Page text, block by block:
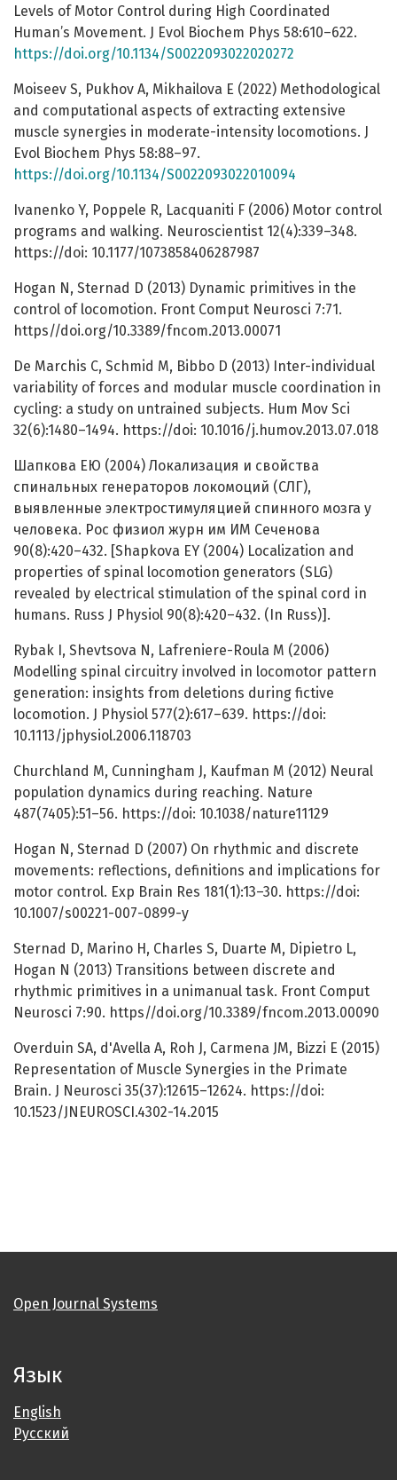
Levels of Motor Control during High Coordinated
Human’s Movement. J Evol Biochem Phys 58:610–622.
https://doi.org/10.1134/S0022093022020272
Moiseev S, Pukhov A, Mikhailova E (2022) Methodological
and computational aspects of extracting extensive
muscle synergies in moderate-intensity locomotions. J
Evol Biochem Phys 58:88–97.
https://doi.org/10.1134/S0022093022010094
Ivanenko Y, Poppele R, Lacquaniti F (2006) Motor control
programs and walking. Neuroscientist 12(4):339–348.
https://doi: 10.1177/1073858406287987
Hogan N, Sternad D (2013) Dynamic primitives in the
control of locomotion. Front Comput Neurosci 7:71.
https//doi.org/10.3389/fncom.2013.00071
De Marchis C, Schmid M, Bibbo D (2013) Inter-individual
variability of forces and modular muscle coordination in
cycling: a study on untrained subjects. Hum Mov Sci
32(6):1480–1494. https://doi: 10.1016/j.humov.2013.07.018
Шапкова ЕЮ (2004) Локализация и свойства
спинальных генераторов локомоций (СЛГ),
выявленные электростимуляцией спинного мозга у
человека. Рос физиол журн им ИМ Сеченова
90(8):420–432. [Shapkova EY (2004) Localization and
properties of spinal locomotion generators (SLG)
revealed by electrical stimulation of the spinal cord in
humans. Russ J Physiol 90(8):420–432. (In Russ)].
Rybak I, Shevtsova N, Lafreniere-Roula M (2006)
Modelling spinal circuitry involved in locomotor pattern
generation: insights from deletions during fictive
locomotion. J Physiol 577(2):617–639. https://doi:
10.1113/jphysiol.2006.118703
Churchland M, Cunningham J, Kaufman M (2012) Neural
population dynamics during reaching. Nature
487(7405):51–56. https://doi: 10.1038/nature11129
Hogan N, Sternad D (2007) On rhythmic and discrete
movements: reflections, definitions and implications for
motor control. Exp Brain Res 181(1):13–30. https://doi:
10.1007/s00221-007-0899-y
Sternad D, Marino H, Charles S, Duarte M, Dipietro L,
Hogan N (2013) Transitions between discrete and
rhythmic primitives in a unimanual task. Front Comput
Neurosci 7:90. https//doi.org/10.3389/fncom.2013.00090
Overduin SA, d'Avella A, Roh J, Carmena JM, Bizzi E (2015)
Representation of Muscle Synergies in the Primate
Brain. J Neurosci 35(37):12615–12624. https://doi:
10.1523/JNEUROSCI.4302-14.2015
Open Journal Systems
Язык
English
Русский